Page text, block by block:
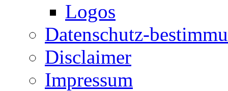
Logos
Datenschutz-
Disclaimer
Impressum